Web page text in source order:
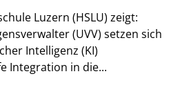
Luzern (HSLU) zeigt:
(UVV) setzen sich
Intelligenz (KI)
Integration in die...